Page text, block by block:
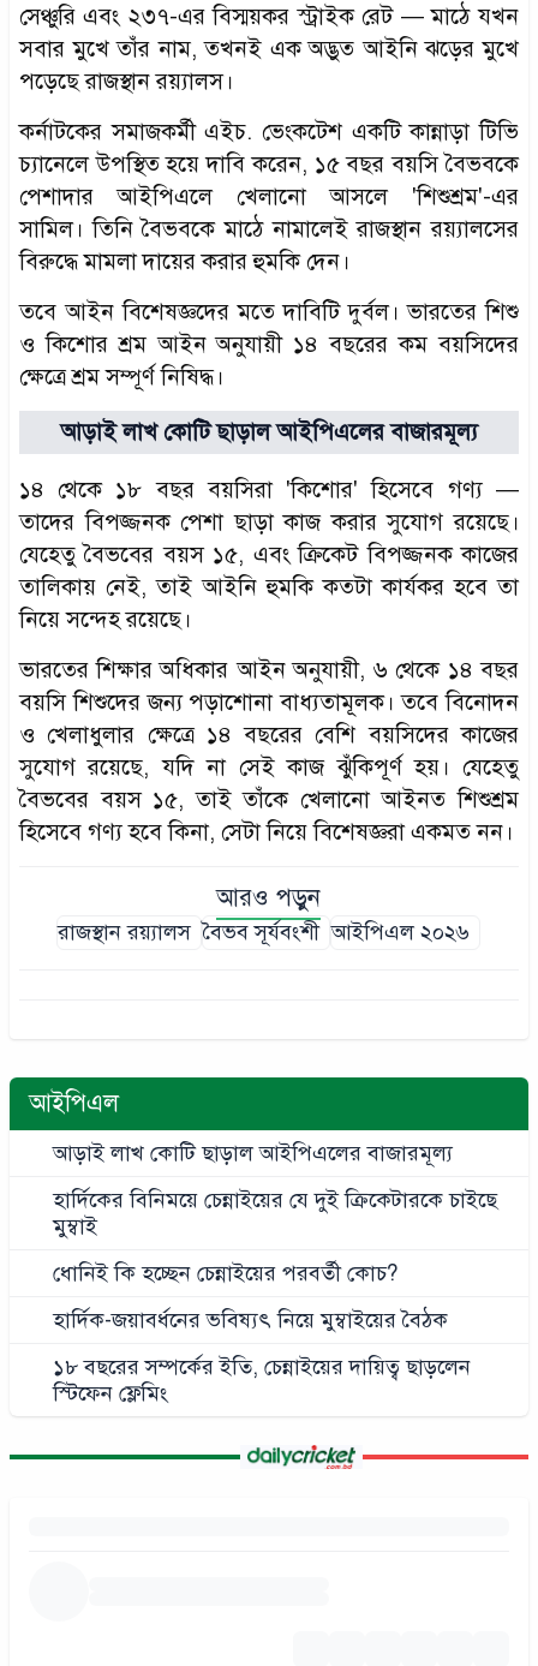
সেঞ্চুরি এবং ২৩৭-এর বিস্ময়কর স্ট্রাইক রেট — মাঠে যখন
সবার মুখে তাঁর নাম, তখনই এক অদ্ভুত আইনি ঝড়ের মুখে
পড়েছে রাজস্থান রয়্যালস।
কর্নাটকের সমাজকর্মী এইচ. ভেংকটেশ একটি কান্নাড়া টিভি
চ্যানেলে উপস্থিত হয়ে দাবি করেন, ১৫ বছর বয়সি বৈভবকে
পেশাদার আইপিএলে খেলানো আসলে 'শিশুশ্রম'-এর
সামিল। তিনি বৈভবকে মাঠে নামালেই রাজস্থান রয়্যালসের
বিরুদ্ধে মামলা দায়ের করার হুমকি দেন।
তবে আইন বিশেষজ্ঞদের মতে দাবিটি দুর্বল। ভারতের শিশু
ও কিশোর শ্রম আইন অনুযায়ী ১৪ বছরের কম বয়সিদের
ক্ষেত্রে শ্রম সম্পূর্ণ নিষিদ্ধ।
আড়াই লাখ কোটি ছাড়াল আইপিএলের বাজারমূল্য
১৪ থেকে ১৮ বছর বয়সিরা 'কিশোর' হিসেবে গণ্য —
তাদের বিপজ্জনক পেশা ছাড়া কাজ করার সুযোগ রয়েছে।
যেহেতু বৈভবের বয়স ১৫, এবং ক্রিকেট বিপজ্জনক কাজের
তালিকায় নেই, তাই আইনি হুমকি কতটা কার্যকর হবে তা
নিয়ে সন্দেহ রয়েছে।
ভারতের শিক্ষার অধিকার আইন অনুযায়ী, ৬ থেকে ১৪ বছর
বয়সি শিশুদের জন্য পড়াশোনা বাধ্যতামূলক। তবে বিনোদন
ও খেলাধুলার ক্ষেত্রে ১৪ বছরের বেশি বয়সিদের কাজের
সুযোগ রয়েছে, যদি না সেই কাজ ঝুঁকিপূর্ণ হয়। যেহেতু
বৈভবের বয়স ১৫, তাই তাঁকে খেলানো আইনত শিশুশ্রম
হিসেবে গণ্য হবে কিনা, সেটা নিয়ে বিশেষজ্ঞরা একমত নন।
আরও পড়ুন
রাজস্থান রয়্যালস বৈভব সূর্যবংশী আইপিএল ২০২৬
আইপিএল
আড়াই লাখ কোটি ছাড়াল আইপিএলের বাজারমূল্য
হার্দিকের বিনিময়ে চেন্নাইয়ের যে দুই ক্রিকেটারকে চাইছে
মুম্বাই
ধোনিই কি হচ্ছেন চেন্নাইয়ের পরবর্তী কোচ?
হার্দিক-জয়াবর্ধনের ভবিষ্যৎ নিয়ে মুম্বাইয়ের বৈঠক
১৮ বছরের সম্পর্কের ইতি, চেন্নাইয়ের দায়িত্ব ছাড়লেন
স্টিফেন ফ্লেমিং